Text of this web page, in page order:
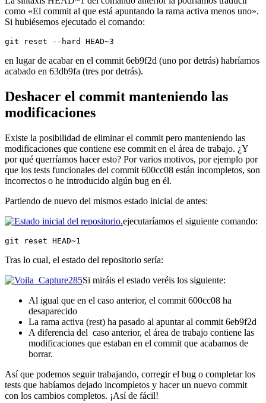
como «El commit al que está apuntando la rama activa menos uno».
Si hubiésemos ejecutado el comando:
git reset --hard HEAD~3
en lugar de acabar en el commit 6eb9f2d (uno por detrás) habríamos
acabado en 63db9fa (tres por detrás).
Deshacer el commit manteniendo las
modificaciones
Existe la posibilidad de eliminar el commit pero manteniendo las
modificaciones que contiene ese commit en el área de trabajo. ¿Y
por qué querríamos hacer esto? Por varios motivos, por ejemplo por
que los tests funcionales del commit 600cc08 están incompletos, son
incorrectos o he introducido algún bug en él.
Partiendo de nuevo del mismos estado inicial de antes:
ejecutaríamos el siguiente comando:
git reset HEAD~1
Tras lo cual, el estado del repositorio sería:
Si miráis el estado veréis los siguiente:
Al igual que en el caso anterior, el commit 600cc08 ha
desaparecido
La rama activa (rest) ha pasado al apuntar al commit 6eb9f2d
A diferencia del caso anterior, el área de trabajo contiene las
modificaciones que estaban en el commit que acabamos de
borrar.
Así que podemos seguir trabajando, corregir el bug o completar los
tests que habíamos dejado incompletos y hacer un nuevo commit
con los cambios completos. ¡Así de fácil!